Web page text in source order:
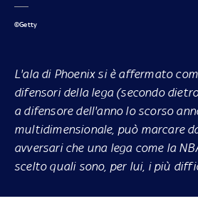
©Getty
L'ala di Phoenix si è affermato
difensori della lega (secondo
a difensore dell'anno lo scorso
multidimensionale, può marcare
avversari che una lega come la
scelto quali sono, per lui, i più